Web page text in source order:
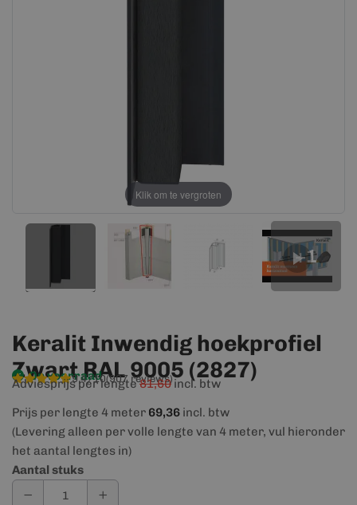
Klik om te vergroten
+1
Keralit Inwendig hoekprofiel
Zwart RAL 9005 (2827)
Op voorraad
9,4/10(907 reviews)
Adviesprijs per lengte81,60incl. btw
Prijs per lengte 4 meter 69,36 incl. btw
(Levering alleen per volle lengte van 4 meter, vul hieronder
het aantal lengtes in)
Aantal stuks